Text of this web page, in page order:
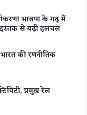
भाजपा के गढ़ में
दस्तक से बढ़ी हलचल
की रणनीतिक
प्रमुख रेल